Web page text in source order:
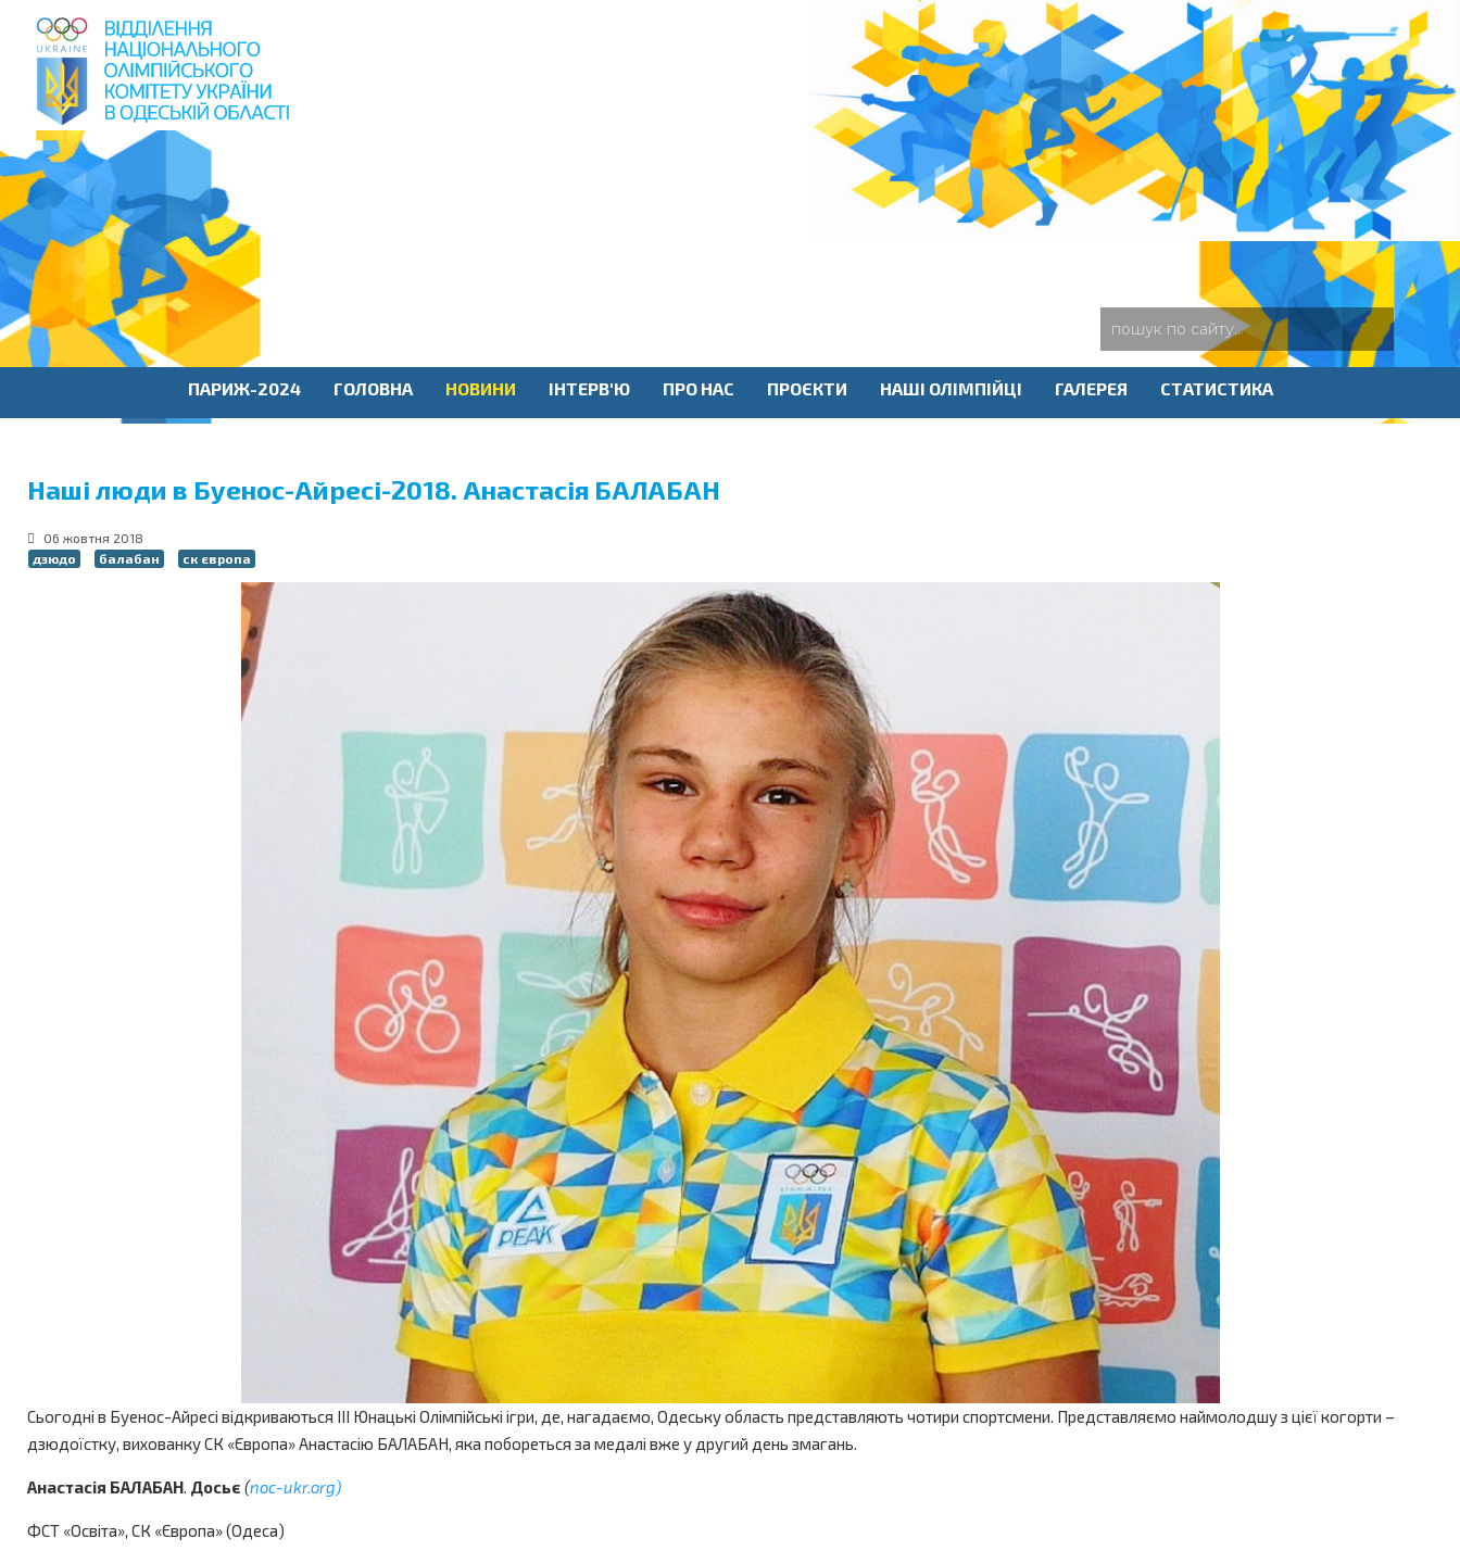
пошук
по
сайту
ПАРИЖ-2024 ГОЛОВНА НОВИНИ ІНТЕРВ'Ю ПРО НАС ПРОЄКТИ НАШІ ОЛІМПІЙЦІ ГАЛЕРЕЯ СТАТИСТИКА
Наші люди в Буенос-Айресі-2018. Анастасія БАЛАБАН
06 жовтня 2018
дзюдо
балабан ск європа
Сьогодні в Буенос-Айресі відкриваються ІІІ Юнацькі Олімпійські ігри, де, нагадаємо, Одеську область представляють чотири спортсмени. Представляємо наймолодшу з цієї когорти –
дзюдоїстку, вихованку СК «Європа» Анастасію БАЛАБАН, яка побореться за медалі вже у другий день змагань.
Анастасія БАЛАБАН. Досьє (noc-ukr.org)
ФСТ «Освіта», СК «Європа» (Одеса)